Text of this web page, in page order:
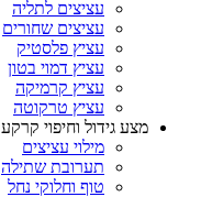
עציצים לתליה
עציצים שחורים
עציץ פלסטיק
עציץ דמוי בטון
עציץ קרמיקה
עציץ טרקוטה
מצע גידול וחיפוי קרקע
מילוי עציצים
תערובת שתילה
טוף וחלוקי נחל